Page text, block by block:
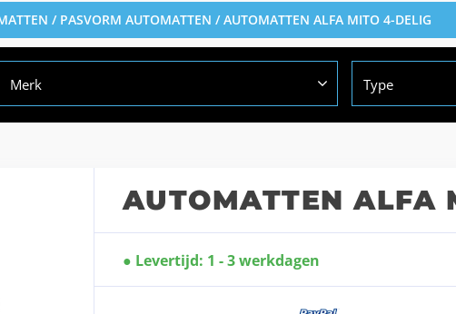
/ PASVORM AUTOMATTEN / AUTOMATTEN ALFA MITO 4-DELIG
Merk Type
AUTOMATTEN ALFA
Levertijd: 1 - 3 werkdagen